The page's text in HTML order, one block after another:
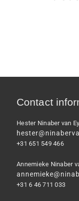
Contact
Hester Ninaber van
+31 651 549 466
Annemieke Ninaber
+31 6 46 711 033